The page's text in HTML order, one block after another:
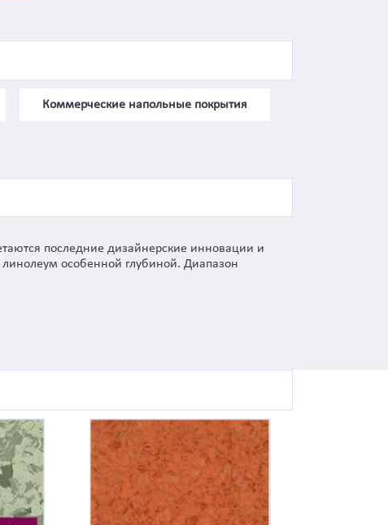
Коммерческие напольные покрытия
последние дизайнерские инновации и
особенной глубиной. Диапазон